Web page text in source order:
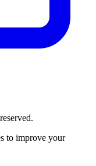
to improve your